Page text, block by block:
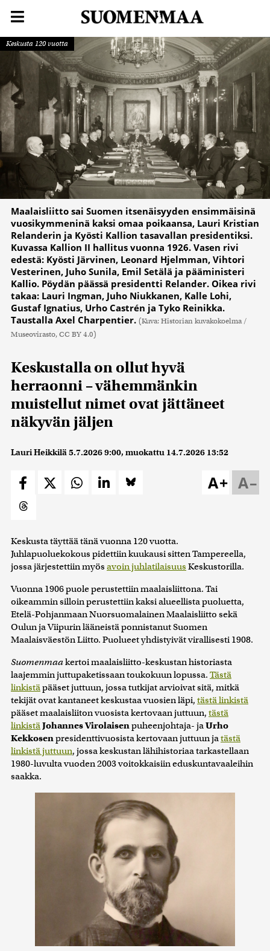
Keskusta 120 vuotta
Maalaisliitto sai Suomen itsenäisyyden ensimmäisinä
vuosikymmeninä kaksi omaa poikaansa, Lauri Kristian
Relanderin ja Kyösti Kallion tasavallan presidentiksi.
Kuvassa Kallion II hallitus vuonna 1926. Vasen rivi
edestä: Kyösti Järvinen, Leonard Hjelmman, Vihtori
Vesterinen, Juho Sunila, Emil Setälä ja pääministeri
Kallio. Pöydän päässä presidentti Relander. Oikea rivi
takaa: Lauri Ingman, Juho Niukkanen, Kalle Lohi,
Gustaf Ignatius, Urho Castrén ja Tyko Reinikka.
Taustalla Axel Charpentier. (Kuva: Historian kuvakokoelma /
Museovirasto, CC BY 4.0)
Keskustalla on ollut hyvä
herraonni – vähemmänkin
muistellut nimet ovat jättäneet
näkyvän jäljen
Lauri Heikkilä5.7.2026 9:00, muokattu 14.7.2026 13:52
A–
A+
Keskusta täyttää tänä vuonna 120 vuotta.
Juhlapuoluekokous pidettiin kuukausi sitten Tampereella,
jossa järjestettiin myös avoin juhlatilaisuus Keskustorilla.
Vuonna 1906 puole perustettiin maalaisliittona. Tai
oikeammin silloin perustettiin kaksi alueellista puoluetta,
Etelä-Pohjanmaan Nuorsuomalainen Maalaisliitto sekä
Oulun ja Viipurin lääneistä ponnistanut Suomen
Maalaisväestön Liitto. Puolueet yhdistyivät virallisesti 1908.
Suomenmaakertoi maalaisliitto-keskustan historiasta
laajemmin juttupaketissaan toukokuun lopussa. Tästä
linkistäpääset juttuun, jossa tutkijat arvioivat sitä, mitkä
tekijät ovat kantaneet keskustaa vuosien läpi, tästä linkistä
pääset maalaisliiton vuosista kertovaan juttuun, tästä
linkistäJohannes Virolaisenpuheenjohtaja- jaUrho
Kekkosenpresidenttivuosista kertovaan juttuun jatästä
linkistä juttuun, jossa keskustan lähihistoriaa tarkastellaan
1980-luvulta vuoden 2003 voitokkaisiin eduskuntavaaleihin
saakka.